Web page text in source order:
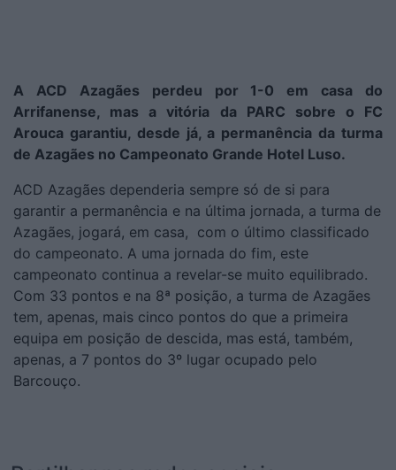
A ACD Azagães perdeu por 1-0 em casa do
Arrifanense, mas a vitória da PARC sobre o FC
Arouca garantiu, desde já, a permanência da turma
de Azagães no Campeonato Grande Hotel Luso.
ACD Azagães dependeria sempre só de si para
garantir a permanência e na última jornada, a turma de
Azagães, jogará, em casa, com o último classificado
do campeonato. A uma jornada do fim, este
campeonato continua a revelar-se muito equilibrado.
Com 33 pontos e na 8ª posição, a turma de Azagães
tem, apenas, mais cinco pontos do que a primeira
equipa em posição de descida, mas está, também,
apenas, a 7 pontos do 3º lugar ocupado pelo
Barcouço.